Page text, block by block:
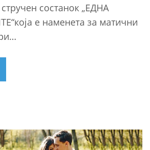
состанок „ЕДНА
е наменета за матични